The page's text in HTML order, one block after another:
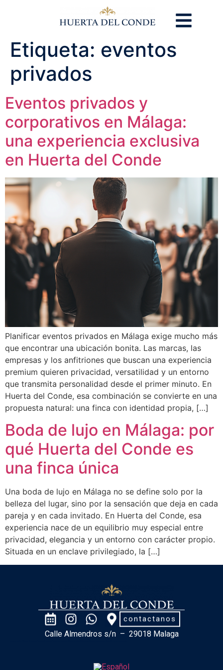
Etiqueta: eventos
privados
Eventos privados y
corporativos en Málaga:
una experiencia exclusiva
en Huerta del Conde
Planificar eventos privados en Málaga exige mucho más
que encontrar una ubicación bonita. Las marcas, las
empresas y los anfitriones que buscan una experiencia
premium quieren privacidad, versatilidad y un entorno
que transmita personalidad desde el primer minuto. En
Huerta del Conde, esa combinación se convierte en una
propuesta natural: una finca con identidad propia, […]
Boda de lujo en Málaga: por
qué Huerta del Conde es
una finca única
Una boda de lujo en Málaga no se define solo por la
belleza del lugar, sino por la sensación que deja en cada
pareja y en cada invitado. En Huerta del Conde, esa
experiencia nace de un equilibrio muy especial entre
privacidad, elegancia y un entorno con carácter propio.
Situada en un enclave privilegiado, la […]
contactanos
Calle Almendros s/n – 29018 Malaga